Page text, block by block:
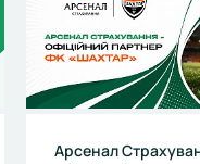
Арсенал